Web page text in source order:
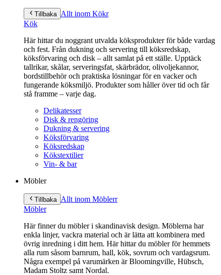
Tillbaka Allt inom Kökr
Kök
Här hittar du noggrant utvalda köksprodukter för både vardag
och fest. Från dukning och servering till köksredskap,
köksförvaring och disk – allt samlat på ett ställe. Upptäck
tallrikar, skålar, serveringsfat, skärbrädor, olivoljekannor,
bordstillbehör och praktiska lösningar för en vacker och
fungerande köksmiljö. Produkter som håller över tid och får
stå framme – varje dag.
Delikatesser
Disk & rengöring
Dukning & servering
Köksförvaring
Köksredskap
Kökstextilier
Vin- & bar
Möbler
Tillbaka Allt inom Möblerr
Möbler
Här finner du möbler i skandinavisk design. Möblerna har
enkla linjer, vackra material och är lätta att kombinera med
övrig inredning i ditt hem. Här hittar du möbler för hemmets
alla rum såsom barnrum, hall, kök, sovrum och vardagsrum.
Några exempel på varumärken är Bloomingville, Hübsch,
Madam Stoltz samt Nordal.